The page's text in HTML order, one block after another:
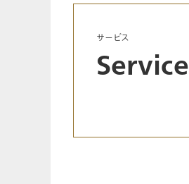
サービス
Service